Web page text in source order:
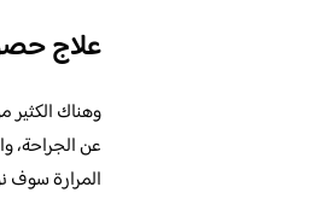
علاج
وهناك الكثير
عن الجراحة،
المرارة سوف